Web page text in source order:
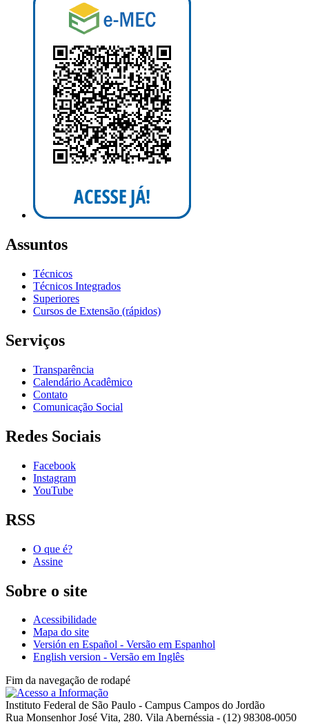
Assuntos
Técnicos
Técnicos Integrados
Superiores
Cursos de Extensão (rápidos)
Serviços
Transparência
Calendário Acadêmico
Contato
Comunicação Social
Redes Sociais
Facebook
Instagram
YouTube
RSS
O que é?
Assine
Sobre o site
Acessibilidade
Mapa do site
Versión en Español - Versão em Espanhol
English version - Versão em Inglês
Fim da navegação de rodapé
Instituto Federal de São Paulo - Campus Campos do Jordão
Rua Monsenhor José Vita, 280. Vila Abernéssia - (12) 98308-0050